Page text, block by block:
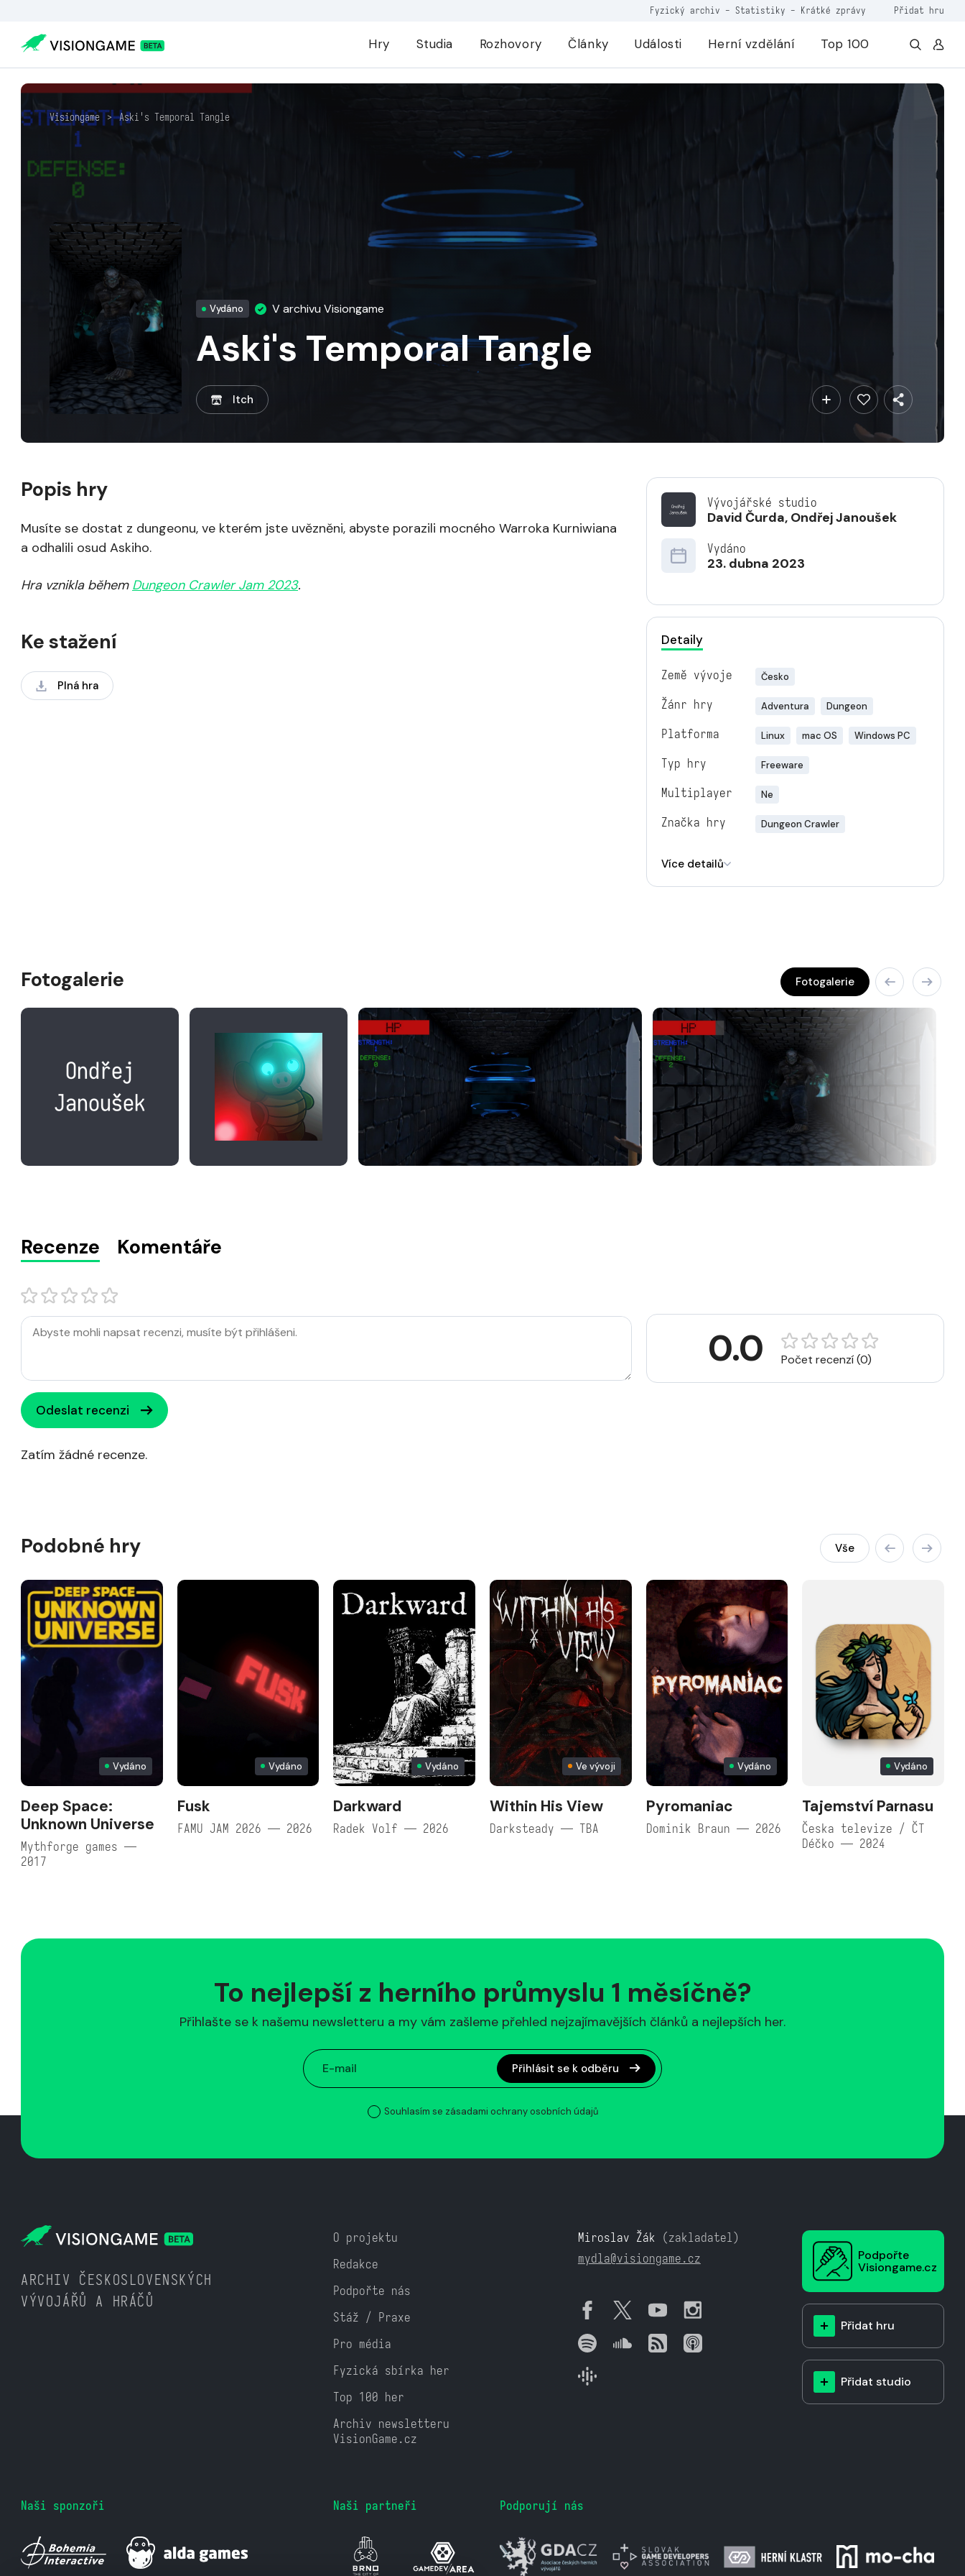
Fyzický archiv - Statistiky - Krátké zprávy Přidat hru
Hry Studia Rozhovory Články Události Herní vzdělání Top 100
Visiongame > Aski's Temporal Tangle
Vydáno V archivu Visiongame
Aski's Temporal Tangle
Itch
Vývojářské studio
David Čurda, Ondřej Janoušek
Vydáno
23. dubna 2023
Detaily
Země vývoje Česko
Žánr hry Adventura Dungeon
Platforma Linux mac OS Windows PC
Typ hry Freeware
Multiplayer Ne
Značka hry Dungeon Crawler
Více detailů
Popis hry
Musíte se dostat z dungeonu, ve kterém jste uvězněni, abyste porazili mocného Warroka Kurniwiana
a odhalili osud Askiho.
Hra vznikla během Dungeon Crawler Jam 2023.
Ke stažení
Plná hra
Fotogalerie Fotogalerie
Recenze Komentáře
Odeslat recenzi
Zatím žádné recenze.
0.0 Počet recenzí (0)
Podobné hry Vše
Vydáno
Deep Space:
Unknown Universe
Mythforge games —
2017
Vydáno
Fusk
FAMU JAM 2026 — 2026
Vydáno
Darkward
Radek Volf — 2026
Ve vývoji
Within His View
Darksteady — TBA
Vydáno
Pyromaniac
Dominik Braun — 2026
Vydáno
Tajemství Parnasu
Česka televize / ČT
Déčko — 2024
To nejlepší z herního průmyslu 1 měsíčně?
Přihlašte se k našemu newsletteru a my vám zašleme přehled nejzajímavějších článků a nejlepších her.
Přihlásit se k odběru
Souhlasím se zásadami ochrany osobních údajů
ARCHIV ČESKOSLOVENSKÝCH
VÝVOJÁŘŮ A HRÁČŮ
O projektu
Redakce
Podpořte nás
Stáž / Praxe
Pro média
Fyzická sbírka her
Top 100 her
Archiv newsletteru
VisionGame.cz
Miroslav Žák (zakladatel)
mydla@visiongame.cz
Podpořte
Visiongame.cz
Přidat hru
Přidat studio
Naši sponzoři Naši partneři Podporují nás